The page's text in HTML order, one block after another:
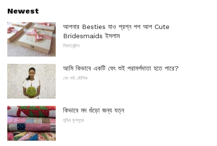
Newest
আপনার Besties যাও প্রশ্ন পপ আপ Cute
Bridesmaids ইসলাম
বিবাহানুষ্ঠান
আমি কিভাবে একটি ফেং শুই পরামর্শদাতা হতে পারে?
ফেং শুই মৌলিক
কিভাবে মদ গুঁড়ো জন্য যত্ন
লন্ড্রি মূলসূত্র